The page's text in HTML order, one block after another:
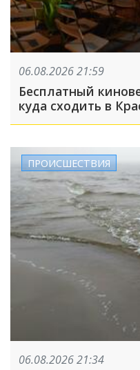
06.08.2026 21:59
Бесплатный
куда сходить в
ПРОИСШЕСТВИЯ
06.08.2026 21:34